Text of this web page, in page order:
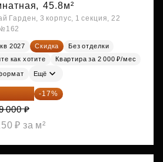
45.8м²
Гарден, 3 корпус, 1 секция, 22
2027 Скидка
Без отделки
как хотите
Квартира за 2 000 ₽/мес
Ещё
070 ₽ -17%
000 ₽
₽ за м²